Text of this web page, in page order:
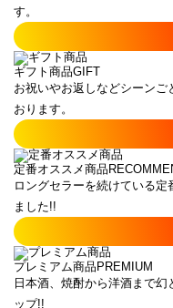
す。
ギフト商品GIFT
お祝いやお返しなどシーン
おります。
定番オススメ商品
ロングセラーを続けている
ました!!
プレミアム商品 PREMIUM
日本酒、焼酎から洋酒まで
ップ!!